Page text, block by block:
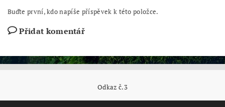
Buďte první, kdo napíše příspěvek k této položce.
Přidat komentář
Odkaz č.3